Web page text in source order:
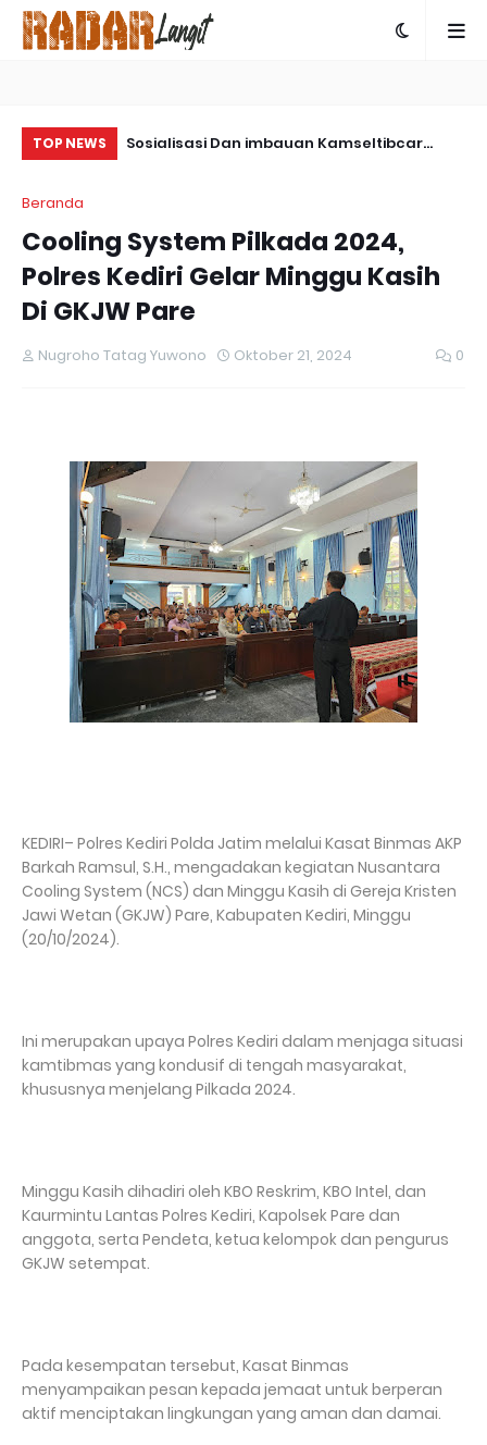
TOP NEWS
Damai
Sosialisasi Dan imbauan Kamseltibcar
Beranda
Cooling System Pilkada 2024,
Polres Kediri Gelar Minggu Kasih
Di GKJW Pare
Nugroho Tatag Yuwono Oktober 21, 2024 0
KEDIRI– Polres Kediri Polda Jatim melalui Kasat Binmas AKP
Barkah Ramsul, S.H., mengadakan kegiatan Nusantara
Cooling System (NCS) dan Minggu Kasih di Gereja Kristen
Jawi Wetan (GKJW) Pare, Kabupaten Kediri, Minggu
(20/10/2024).
Ini merupakan upaya Polres Kediri dalam menjaga situasi
kamtibmas yang kondusif di tengah masyarakat,
khususnya menjelang Pilkada 2024.
Minggu Kasih dihadiri oleh KBO Reskrim, KBO Intel, dan
Kaurmintu Lantas Polres Kediri, Kapolsek Pare dan
anggota, serta Pendeta, ketua kelompok dan pengurus
GKJW setempat.
Pada kesempatan tersebut, Kasat Binmas
menyampaikan pesan kepada jemaat untuk berperan
aktif menciptakan lingkungan yang aman dan damai.